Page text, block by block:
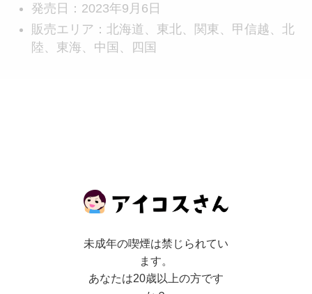
発売日：2023年9月6日
販売エリア：北海道、東北、関東、甲信越、北
陸、東海、中国、四国
未成年の喫煙は禁じられてい
ます。
あなたは20歳以上の方です